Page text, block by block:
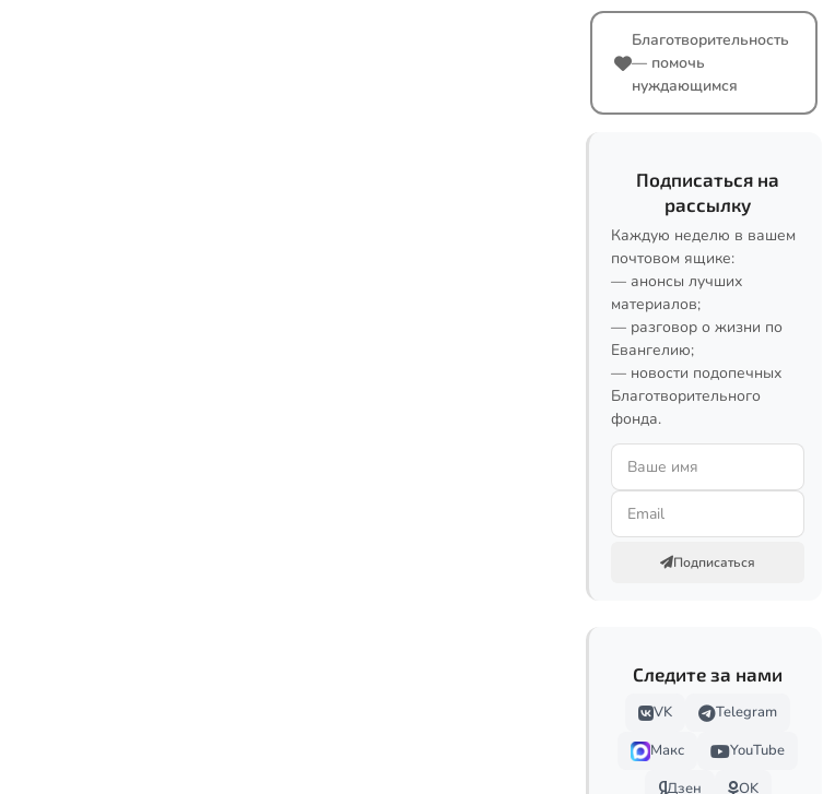
Благотворительность
— помочь
нуждающимся
Подписаться на
рассылку
Каждую неделю в вашем
почтовом ящике:
— анонсы лучших
материалов;
— разговор о жизни по
Евангелию;
— новости подопечных
Благотворительного
фонда.
Подписаться
Следите за нами
VK
Telegram
Макс
YouTube
Дзен
OK